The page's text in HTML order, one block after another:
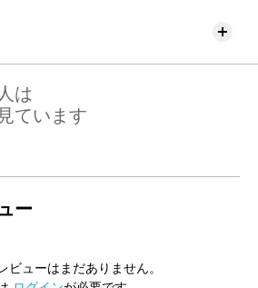
は
ています
ー
ビューはまだありません。